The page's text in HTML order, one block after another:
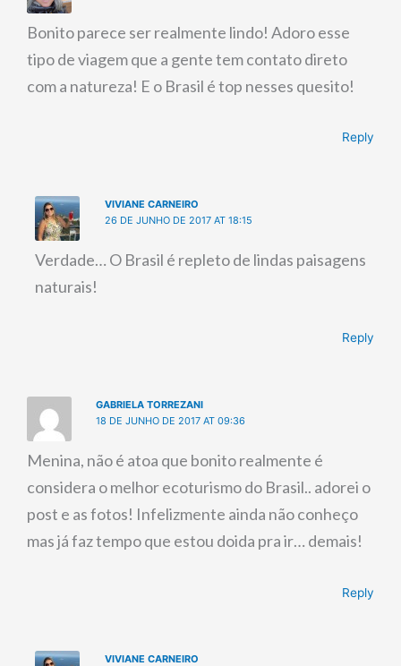
Bonito parece ser realmente lindo! Adoro esse
tipo de viagem que a gente tem contato direto
com a natureza! E o Brasil é top nesses quesito!
Reply
VIVIANE CARNEIRO
26 DE JUNHO DE 2017 AT 18:15
Verdade… O Brasil é repleto de lindas paisagens
naturais!
Reply
GABRIELA TORREZANI
18 DE JUNHO DE 2017 AT 09:36
Menina, não é atoa que bonito realmente é
considera o melhor ecoturismo do Brasil.. adorei o
post e as fotos! Infelizmente ainda não conheço
mas já faz tempo que estou doida pra ir… demais!
Reply
VIVIANE CARNEIRO